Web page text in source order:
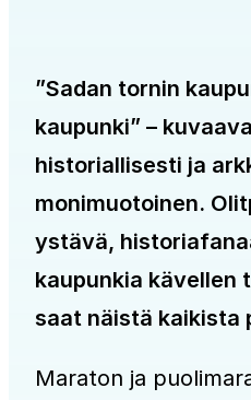
”Sadan tornin
kaupunki” –
historiallisesti ja
monimuotoinen.
ystävä,
kaupunkia kävellen
saat näistä kaikista
Maraton ja